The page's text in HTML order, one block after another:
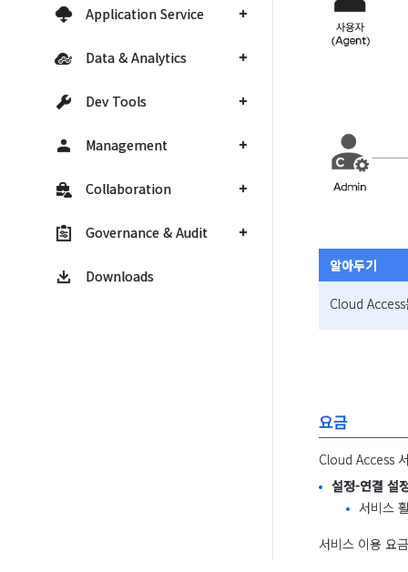
Application Service
Data & Analytics
Dev Tools
Management
Collaboration
Governance & Audit
Downloads
알아두기
Cloud
요금
Cloud Access
설정-연결 설
서비스
서비스 이용 요